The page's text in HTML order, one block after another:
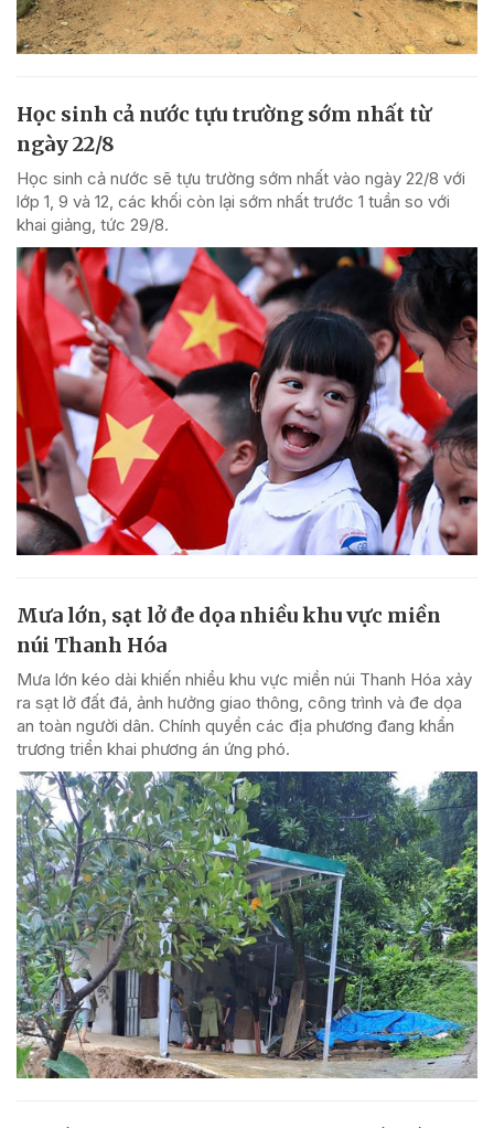
Học sinh cả nước tựu trường sớm nhất từ
ngày 22/8
Học sinh cả nước sẽ tựu trường sớm nhất vào ngày 22/8 với
lớp 1, 9 và 12, các khối còn lại sớm nhất trước 1 tuần so với
khai giảng, tức 29/8.
Mưa lớn, sạt lở đe dọa nhiều khu vực miền
núi Thanh Hóa
Mưa lớn kéo dài khiến nhiều khu vực miền núi Thanh Hóa xảy
ra sạt lở đất đá, ảnh hưởng giao thông, công trình và đe dọa
an toàn người dân. Chính quyền các địa phương đang khẩn
trương triển khai phương án ứng phó.